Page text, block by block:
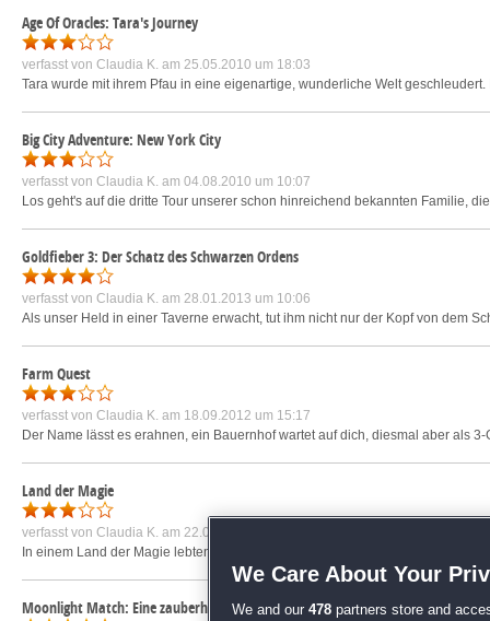
Age Of Oracles: Tara's Journey
verfasst von Claudia K. am 25.05.2010 um 18:03
Tara wurde mit ihrem Pfau in eine eigenartige, wunderliche Welt
Big City Adventure: New York City
verfasst von Claudia K. am 04.08.2010 um 10:07
Los geht's auf die dritte Tour unserer schon hinreichend bekannten Familie,
Goldfieber 3: Der Schatz des Schwarzen Ordens
verfasst von Claudia K. am 28.01.2013 um 10:06
Als unser Held in einer Taverne erwacht, tut ihm nicht nur der Kopf von dem
Farm Quest
verfasst von Claudia K. am 18.09.2012 um 15:17
Der Name lässt es erahnen, ein Bauernhof wartet auf dich, diesmal aber als
Land der Magie
verfasst von Claudia K. am 22.01.2010 um 09:10
In einem Land der Magie lebten Hexen, Zauberer, Feen und Fabelwesen in
Moonlight Match: Eine zauberhafte Nacht
We Care About Your
We and our 478 partners store and